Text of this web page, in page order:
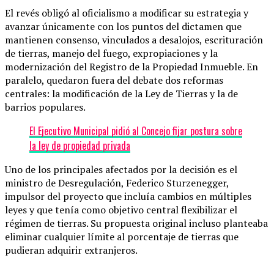
El revés obligó al oficialismo a modificar su estrategia y
avanzar únicamente con los puntos del dictamen que
mantienen consenso, vinculados a desalojos, escrituración
de tierras, manejo del fuego, expropiaciones y la
modernización del Registro de la Propiedad Inmueble. En
paralelo, quedaron fuera del debate dos reformas
centrales: la modificación de la Ley de Tierras y la de
barrios populares.
El Ejecutivo Municipal pidió al Concejo fijar postura sobre
la ley de propiedad privada
Uno de los principales afectados por la decisión es el
ministro de Desregulación, Federico Sturzenegger,
impulsor del proyecto que incluía cambios en múltiples
leyes y que tenía como objetivo central flexibilizar el
régimen de tierras. Su propuesta original incluso planteaba
eliminar cualquier límite al porcentaje de tierras que
pudieran adquirir extranjeros.